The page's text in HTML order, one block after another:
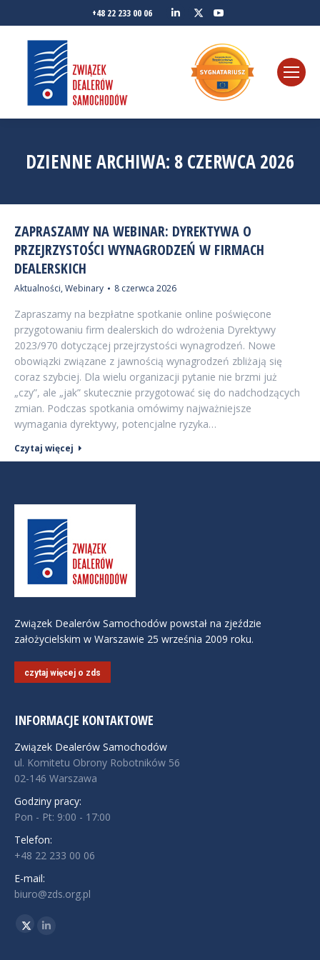
+48 22 233 00 06
Linkedin
Twitter
DZIENNE ARCHIWA: 8 CZERWCA 2026
ZAPRASZAMY NA WEBINAR: DYREKTYWA O
PRZEJRZYSTOŚCI WYNAGRODZEŃ W FIRMACH
DEALERSKICH
Aktualności, Webinary 8 czerwca 2026
Zapraszamy na bezpłatne spotkanie online poświęcone
przygotowaniu firm dealerskich do wdrożenia Dyrektywy
2023/970 dotyczącej przejrzystości wynagrodzeń. Nowe
obowiązki związane z jawnością wynagrodzeń zbliżają się
coraz szybciej. Dla wielu organizacji pytanie nie brzmi już
„czy”, ale „jak” skutecznie przygotować się do nadchodzących
zmian. Podczas spotkania omówimy najważniejsze
wymagania dyrektywy, potencjalne ryzyka…
Czytaj więcej
Związek Dealerów Samochodów powstał na zjeździe
założycielskim w Warszawie 25 września 2009 roku.
czytaj więcej o zds
INFORMACJE KONTAKTOWE
Związek Dealerów Samochodów
ul. Komitetu Obrony Robotników 56
02-146 Warszawa
Godziny pracy:
Pon - Pt: 9:00 - 17:00
Telefon:
+48 22 233 00 06
E-mail:
biuro@zds.org.pl
Znajdź nas na:
TwitterLinkedin